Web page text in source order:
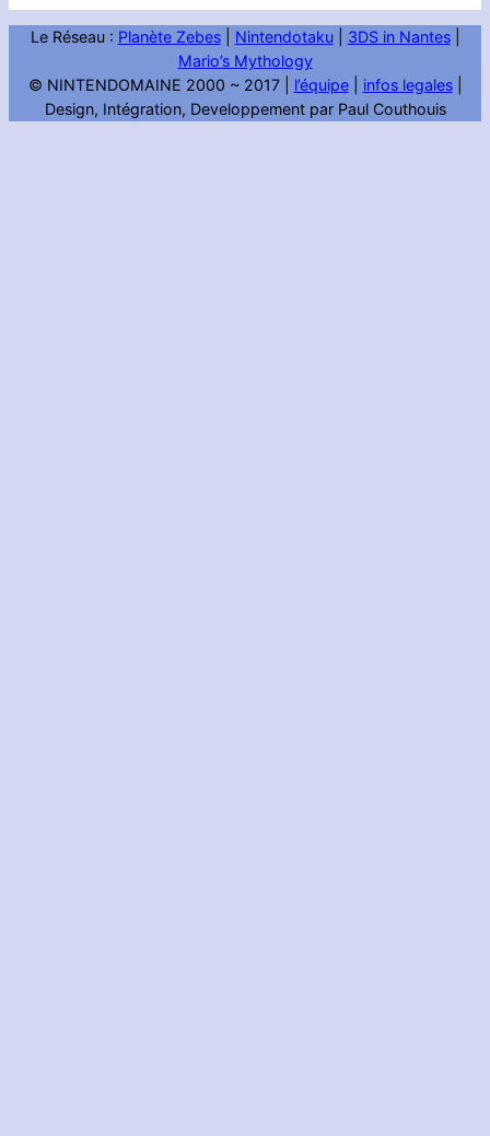
Le Réseau : Planète Zebes| Nintendotaku| 3DS in Nantes|
Mario’s Mythology
© NINTENDOMAINE 2000 ~ 2017 | l’équipe| infos legales|
Design, Intégration, Developpement par Paul Couthouis